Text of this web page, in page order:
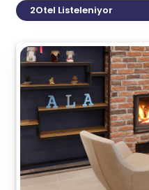
2Otel Listeleniyor